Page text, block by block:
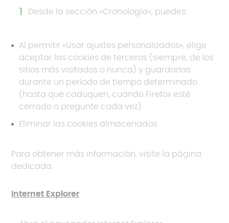
Desde la sección «Cronología», puedes:
Al permitir «Usar ajustes personalizados», elige
aceptar las cookies de terceros (siempre, de los
sitios más visitados o nunca) y guardarlas
durante un período de tiempo determinado
(hasta que caduquen, cuando Firefox esté
cerrado o pregunte cada vez)
Eliminar las cookies almacenadas
Para obtener más información, visite la página
dedicada.
Internet Explorer